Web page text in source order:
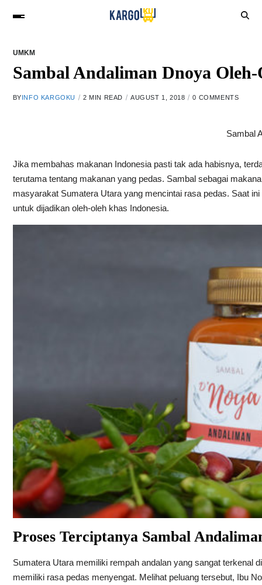
UMKM
Sambal Andaliman Dnoya
BYINFO KARGOKU 2 MIN READ AUGUST 1, 2018 0 COMMENTS
Sambal
Jika membahas makanan Indonesia pasti tak ada habisnya,
terutama tentang makanan yang pedas. Sambal sebagai
masyarakat Sumatera Utara yang mencintai rasa pedas. Saat
untuk dijadikan oleh-oleh khas Indonesia.
Proses Terciptanya Sambal
Sumatera Utara memiliki rempah andalan yang sangat terkenal
memiliki rasa pedas menyengat. Melihat peluang tersebut, Ibu